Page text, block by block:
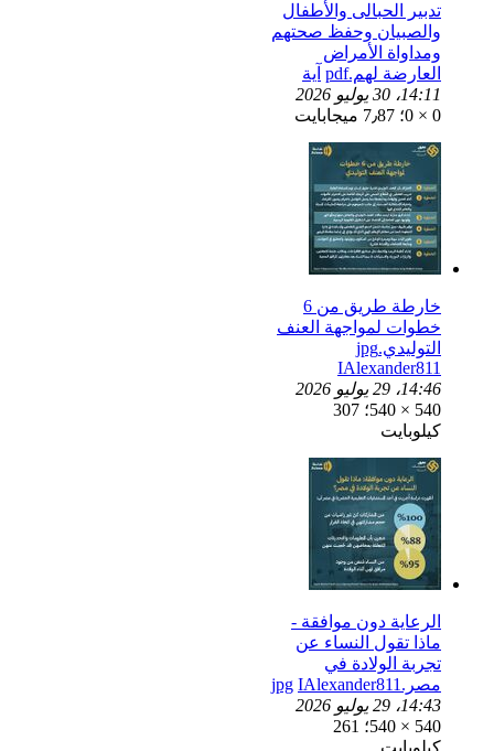
تدبیر الحبالى والأطفال
والصبیان وحفظ صحتهم
ومداواة الأمراض
العارضة لهم.pdf
آية
14:11، 30 يوليو 2026
0 × 0؛ 7٫87 ميجابايت
خارطة طريق من 6
خطوات لمواجهة العنف
التوليدي.jpg
IAlexander811
14:46، 29 يوليو 2026
540 × 540؛ 307
كيلوبايت
الرعاية دون موافقة -
ماذا تقول النساء عن
تجربة الولادة في
مصر.jpgIAlexander811
14:43، 29 يوليو 2026
540 × 540؛ 261